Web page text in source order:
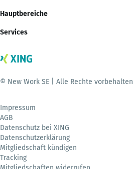
Hauptbereiche
Services
© New Work SE | Alle Rechte vorbehalten
Impressum
AGB
Datenschutz bei XING
Datenschutzerklärung
Mitgliedschaft kündigen
Tracking